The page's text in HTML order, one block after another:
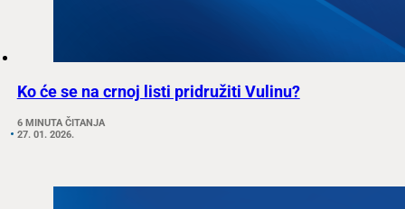
Ko će se na crnoj listi pridružiti Vulinu?
6 MINUTA ČITANJA
27. 01. 2026.